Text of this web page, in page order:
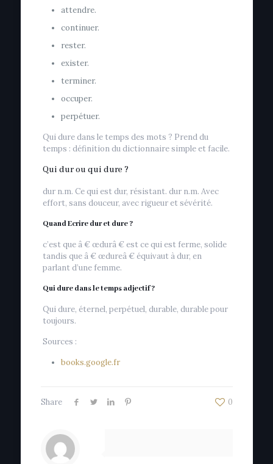
attendre.
continuer.
rester.
exister.
terminer.
occuper.
perpétuer.
Qui dure dans le temps des mots ? Prend du
temps : définition du dictionnaire simple et facile.
Qui dur ou qui dure ?
dur n.m. Ce qui est dur, résistant. dur n.m. Avec
effort, sans douceur, avec rigueur et sévérité.
Quand Ecrire dur et dure ?
c’est que â € œdurâ € est ce qui est ferme, solide
tandis que â € œdureâ € équivaut à dur, en
parlant d’une femme.
Qui dure dans le temps adjectif ?
Qui dure, éternel, perpétuel, durable, durable pour
toujours.
Sources :
books.google.fr
Share 0